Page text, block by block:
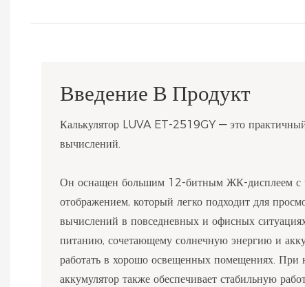
Введение В Продукт
Калькулятор LUVA ET-2519GY — это
вычислений.
Он оснащен большим 12-битным ЖК-дисплеем с
отображением, который легко подходит для
вычислений в повседневных и офисных
питанию, сочетающему солнечную энергию и
работать в хорошо освещенных помещениях. При
аккумулятор также обеспечивает стабильную